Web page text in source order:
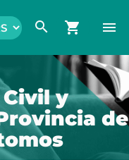
search shopping_cart menu
y
de